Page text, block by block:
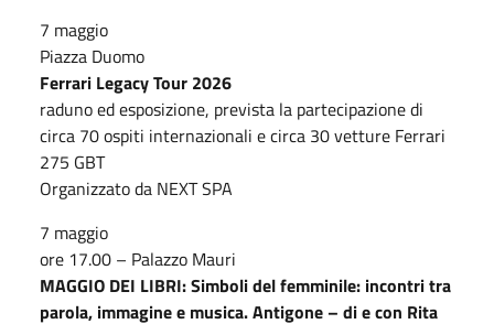
7 maggio
Piazza Duomo
Ferrari Legacy Tour 2026
raduno ed esposizione, prevista la partecipazione di
circa 70 ospiti internazionali e circa 30 vetture Ferrari
275 GBT
Organizzato da NEXT SPA
7 maggio
ore 17.00 – Palazzo Mauri
MAGGIO DEI LIBRI: Simboli del femminile: incontri tra
parola, immagine e musica. Antigone – di e con Rita